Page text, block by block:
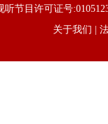
听节目许可证号
关于我们 |